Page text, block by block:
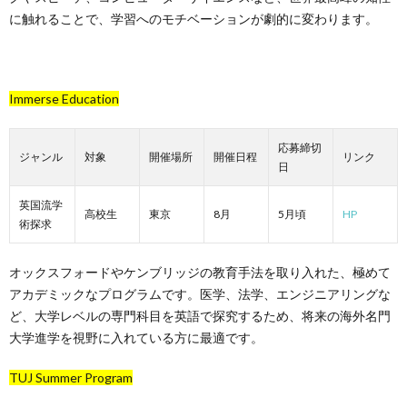
に触れることで、学習へのモチベーションが劇的に変わります。
Immerse Education
ジャンル 対象 開催場所 開催日程
応募締切
日
リンク
英国流学
術探求
高校生 東京 8月 5月頃 HP
オックスフォードやケンブリッジの教育手法を取り入れた、極めて
アカデミックなプログラムです。医学、法学、エンジニアリングな
ど、大学レベルの専門科目を英語で探究するため、将来の海外名門
大学進学を視野に入れている方に最適です。
TUJ Summer Program